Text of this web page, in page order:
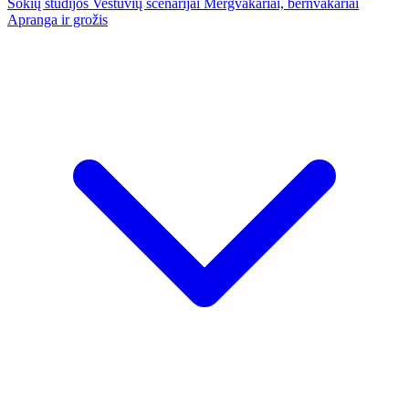
Šokių studijos Vestuvių scenarijai Mergvakariai, bernvakariai
Apranga ir grožis